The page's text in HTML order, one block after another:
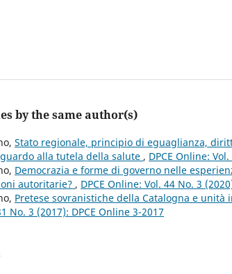
by the same author(s)
Stato regionale, principio di eguaglianza,
alla tutela della salute , DPCE Online:
Democrazia e forme di governo nelle
autoritarie? , DPCE Online: Vol. 44 No. 3
Pretese sovranistiche della Catalogna e
No. 3 (2017): DPCE Online 3-2017